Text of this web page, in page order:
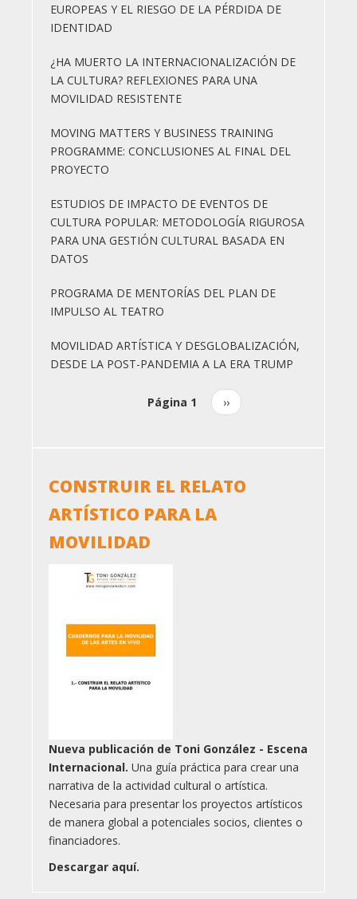
EUROPEAS Y EL RIESGO DE LA PÉRDIDA DE
IDENTIDAD
¿HA MUERTO LA INTERNACIONALIZACIÓN DE
LA CULTURA? REFLEXIONES PARA UNA
MOVILIDAD RESISTENTE
MOVING MATTERS Y BUSINESS TRAINING
PROGRAMME: CONCLUSIONES AL FINAL DEL
PROYECTO
ESTUDIOS DE IMPACTO DE EVENTOS DE
CULTURA POPULAR: METODOLOGÍA RIGUROSA
PARA UNA GESTIÓN CULTURAL BASADA EN
DATOS
PROGRAMA DE MENTORÍAS DEL PLAN DE
IMPULSO AL TEATRO
MOVILIDAD ARTÍSTICA Y DESGLOBALIZACIÓN,
DESDE LA POST-PANDEMIA A LA ERA TRUMP
Página 1
Siguiente
página
››
CONSTRUIR EL RELATO
ARTÍSTICO PARA LA
MOVILIDAD
Nueva publicación de Toni González - Escena
Internacional. Una guía práctica para crear una
narrativa de la actividad cultural o artística.
Necesaria para presentar los proyectos artísticos
de manera global a potenciales socios, clientes o
financiadores.
Descargar aquí.